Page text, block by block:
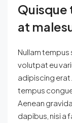
Quisque
at
Nullam tempus
volutpat eu
adipiscing
tempus
Aenean
dapibus, nisi a